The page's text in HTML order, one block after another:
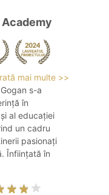
Academy
mai multe >>
s-a
în
al educației
un cadru
pasionați
Înființată în